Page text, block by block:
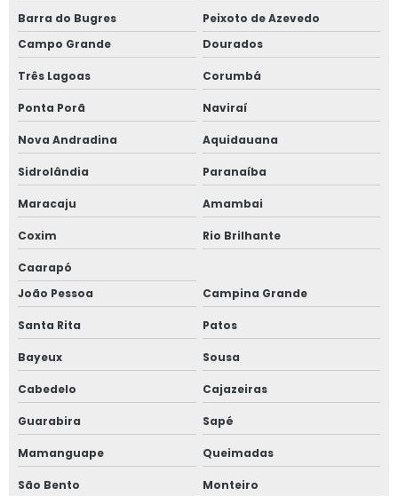
Barra do Bugres
Peixoto de Azevedo
Campo Grande
Dourados
Três Lagoas Corumbá
Ponta Porã Naviraí
Nova Andradina Aquidauana
Sidrolândia Paranaíba
Maracaju Amambai
Coxim Rio Brilhante
Caarapó
João Pessoa
Campina Grande
Santa Rita Patos
Bayeux Sousa
Cabedelo Cajazeiras
Guarabira Sapé
Mamanguape Queimadas
São Bento Monteiro